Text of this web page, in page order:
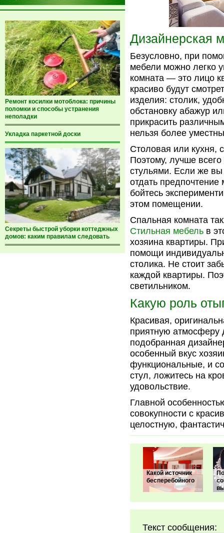
Ремонт косилки мотоблока: причины
поломки и способы устранения
неполадки
Укладка паркетной доски
Секреты быстрой уборки коттеджных
домов: каким правилам следовать
Дизайнерская
Безусловно, при
мебели можно легко
комната — это лицо
красиво будут
изделия: столик,
обстановку абажур
прикрасить
нельзя более
Столовая или кухня,
Поэтому, лучше всего
стульями. Если же вы
отдать предпочтение
бойтесь
этом помещении.
Спальная комната
Стильная мебель в
хозяина квартиры.
помощи
столика. Не стоит
каждой квартиры.
светильником.
Какую роль
Красивая,
приятную атмосферу
подобранная
особенный вкус
функциональные, и
стул, ложитесь на
удовольствие.
Главной
совокупности с
целостную,
Какой источник
бесперебойного
Текст сообщения: